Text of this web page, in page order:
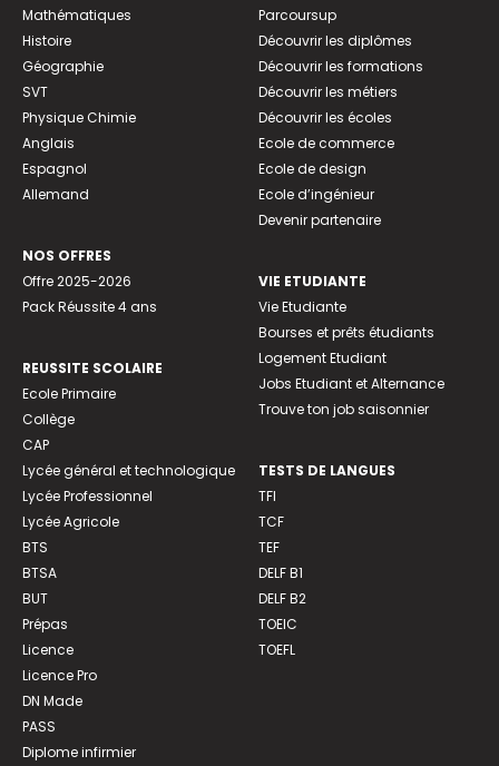
Mathématiques
Histoire
Géographie
SVT
Physique Chimie
Anglais
Espagnol
Allemand
NOS OFFRES
Offre 2025-2026
Pack Réussite 4 ans
REUSSITE SCOLAIRE
Ecole Primaire
Collège
CAP
Lycée général et technologique
Lycée Professionnel
Lycée Agricole
BTS
BTSA
BUT
Prépas
Licence
Licence Pro
DN Made
PASS
Diplome infirmier
Parcoursup
Découvrir les diplômes
Découvrir les formations
Découvrir les métiers
Découvrir les écoles
Ecole de commerce
Ecole de design
Ecole d’ingénieur
Devenir partenaire
VIE ETUDIANTE
Vie Etudiante
Bourses et prêts étudiants
Logement Etudiant
Jobs Etudiant et Alternance
Trouve ton job saisonnier
TESTS DE LANGUES
TFI
TCF
TEF
DELF B1
DELF B2
TOEIC
TOEFL